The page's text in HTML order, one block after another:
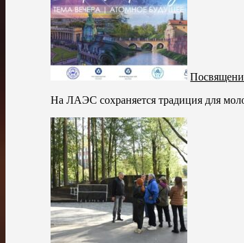
На ЛАЭС сохраняется традиция для